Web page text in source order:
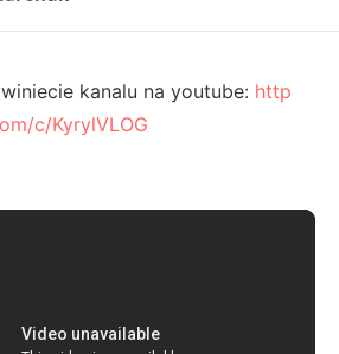
kanalu na youtube: http
c/KyrylVLOG